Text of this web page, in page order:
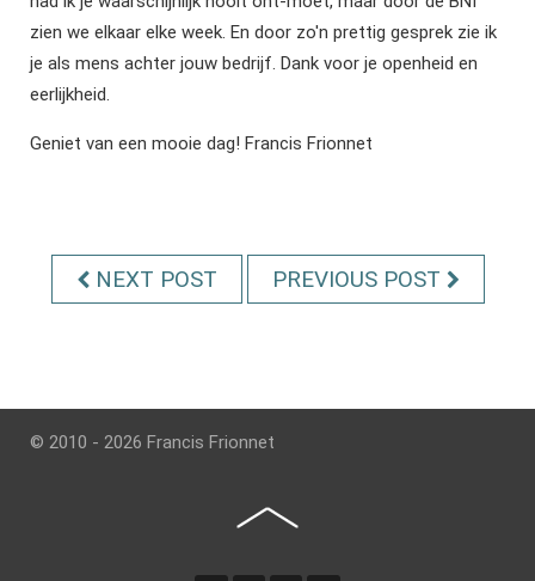
zien we elkaar elke week. En door zo'n prettig gesprek zie ik
je als mens achter jouw bedrijf. Dank voor je openheid en
eerlijkheid.
Geniet van een mooie dag! Francis Frionnet
NEXT POST PREVIOUS POST
© 2010 - 2026 Francis Frionnet